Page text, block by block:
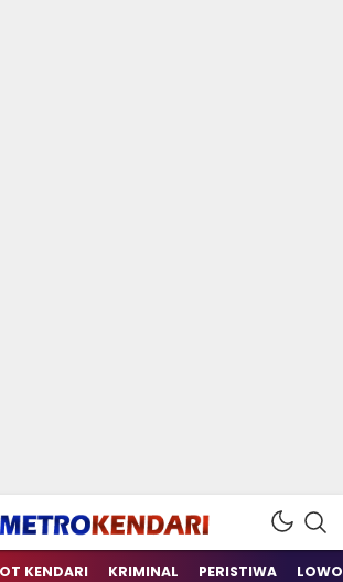
metrokendari
Terkini Sulawesi Tenggara
KENDARI KRIMINAL PERISTIWA